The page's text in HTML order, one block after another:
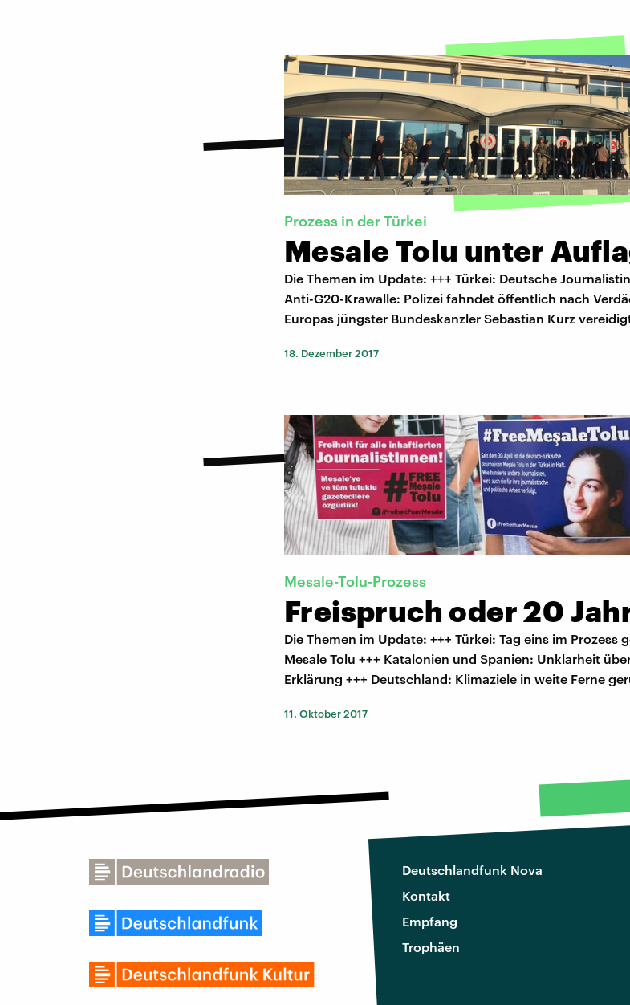
Prozess in der Türkei
Mesale Tolu unter
Die Themen im Update: +++ Türkei: Deutsche
Anti-G20-Krawalle: Polizei fahndet öffentlich nach
Europas jüngster Bundeskanzler Sebastian Kurz
18. Dezember 2017
Mesale-Tolu-Prozess
Freispruch oder 20
Die Themen im Update: +++ Türkei: Tag eins im Prozess
Mesale Tolu +++ Katalonien und Spanien: Unklarheit
Erklärung +++ Deutschland: Klimaziele in weite Ferne
11. Oktober 2017
Deutschlandfunk Nova
Kontakt
Empfang
Trophäen